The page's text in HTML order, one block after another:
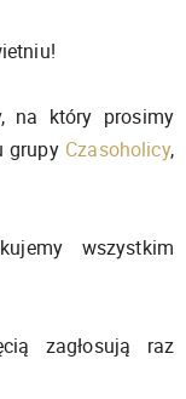
na który prosimy
grupy Czasoholicy,
wszystkim
zagłosują raz